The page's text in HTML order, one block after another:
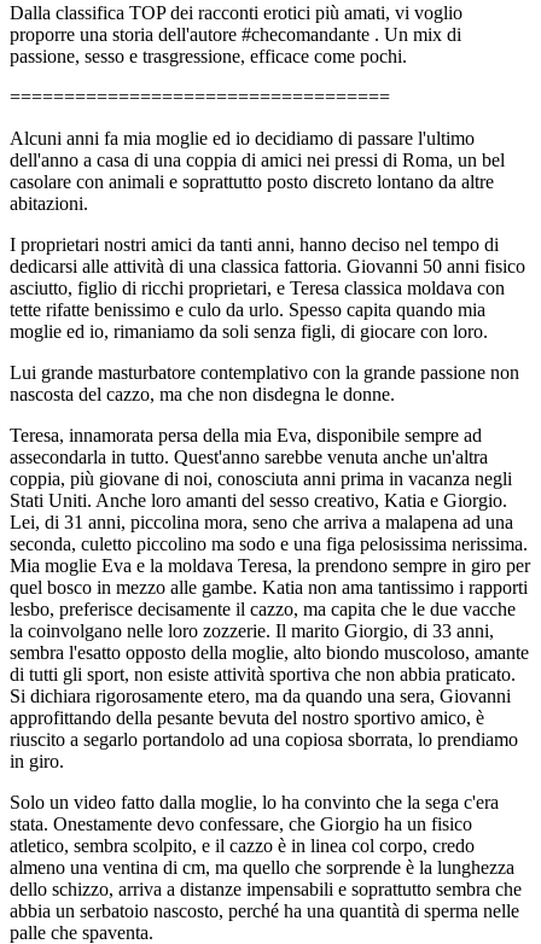
Dalla classifica TOP dei racconti erotici più amati, vi voglio
proporre una storia dell'autore #checomandante . Un mix di
passione, sesso e trasgressione, efficace come pochi.
===================================
Alcuni anni fa mia moglie ed io decidiamo di passare l'ultimo
dell'anno a casa di una coppia di amici nei pressi di Roma, un bel
casolare con animali e soprattutto posto discreto lontano da altre
abitazioni.
I proprietari nostri amici da tanti anni, hanno deciso nel tempo di
dedicarsi alle attività di una classica fattoria. Giovanni 50 anni fisico
asciutto, figlio di ricchi proprietari, e Teresa classica moldava con
tette rifatte benissimo e culo da urlo. Spesso capita quando mia
moglie ed io, rimaniamo da soli senza figli, di giocare con loro.
Lui grande masturbatore contemplativo con la grande passione non
nascosta del cazzo, ma che non disdegna le donne.
Teresa, innamorata persa della mia Eva, disponibile sempre ad
assecondarla in tutto. Quest'anno sarebbe venuta anche un'altra
coppia, più giovane di noi, conosciuta anni prima in vacanza negli
Stati Uniti. Anche loro amanti del sesso creativo, Katia e Giorgio.
Lei, di 31 anni, piccolina mora, seno che arriva a malapena ad una
seconda, culetto piccolino ma sodo e una figa pelosissima nerissima.
Mia moglie Eva e la moldava Teresa, la prendono sempre in giro per
quel bosco in mezzo alle gambe. Katia non ama tantissimo i rapporti
lesbo, preferisce decisamente il cazzo, ma capita che le due vacche
la coinvolgano nelle loro zozzerie. Il marito Giorgio, di 33 anni,
sembra l'esatto opposto della moglie, alto biondo muscoloso, amante
di tutti gli sport, non esiste attività sportiva che non abbia praticato.
Si dichiara rigorosamente etero, ma da quando una sera, Giovanni
approfittando della pesante bevuta del nostro sportivo amico, è
riuscito a segarlo portandolo ad una copiosa sborrata, lo prendiamo
in giro.
Solo un video fatto dalla moglie, lo ha convinto che la sega c'era
stata. Onestamente devo confessare, che Giorgio ha un fisico
atletico, sembra scolpito, e il cazzo è in linea col corpo, credo
almeno una ventina di cm, ma quello che sorprende è la lunghezza
dello schizzo, arriva a distanze impensabili e soprattutto sembra che
abbia un serbatoio nascosto, perché ha una quantità di sperma nelle
palle che spaventa.